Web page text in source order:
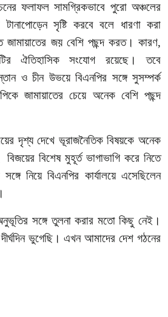
ফলাফল সামগ্রিকভাবে পুরো অঞ্চলের
টানাপোড়েন সৃষ্টি করবে বলে ধারণা করা
জামায়াতের জয় বেশি পছন্দ করত। কারণ,
ঐতিহাসিক সংযোগ রয়েছে।
তবে
ও চীন উভয়ে বিএনপির সঙ্গে সুসম্পর্ক
জামায়াতের চেয়ে অনেক বেশি পছন্দ
দৃশ্য দেখে ভূরাজনৈতিক বিষয়কে অনেক
বিজয়ের বিশেষ মুহূর্ত ভাগাভাগি করে নিতে
সঙ্গে নিয়ে বিএনপির কার্যালয়ে এসেছিলেন
সঙ্গে তুলনা করার মতো কিছু নেই।
দীর্ঘদিন ভুগেছি। এখন আমাদের দেশ গঠনের